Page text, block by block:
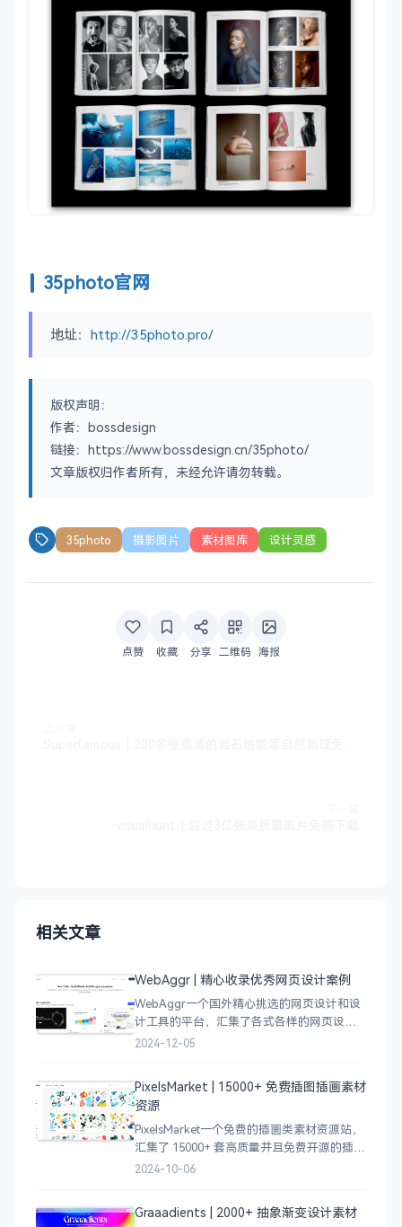
35photo官网
地址： http://35photo.pro/
版权声明：
作者：bossdesign
链接：https://www.bossdesign.cn/35photo/
文章版权归作者所有，未经允许请勿转载。
35photo 摄影图片 素材图库 设计灵感
点赞 收藏 分享 二维码 海报
相关文章
WebAggr | 精心收录优秀网页设计案例
WebAggr一个国外精心挑选的网页设计和设
计工具的平台，汇集了各式各样的网页设计
案例，涵盖个人博客、时尚、设计、机构、
计，应
2024-12-05
PixelsMarket | 15000+ 免费插图插画素材
资源
PixelsMarket一个免费的插画类素材资源站，
汇集了 15000+ 套高质量并且免费开源的插图
插画和图标资源。
2024-10-06
Graaadients | 2000+ 抽象渐变设计素材